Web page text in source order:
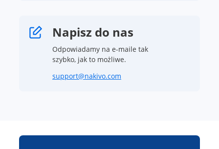
Napisz do nas
Odpowiadamy na e-maile tak
szybko, jak to możliwe.
support@nakivo.com